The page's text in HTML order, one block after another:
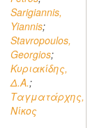
Sarigiannis,
Yiannis;
Stavropoulos,
Georgios;
Κυριακίδης,
Δ.Α.;
Ταγματάρχης,
Νίκος